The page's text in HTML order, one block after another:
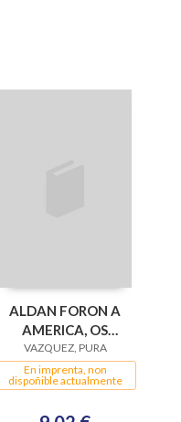
ALDAN FORON A
AMERICA, OS
(ESGOTADO)
VAZQUEZ, PURA
En imprenta, non
dispoñible actualmente